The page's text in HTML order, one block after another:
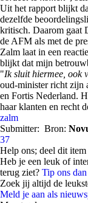
Uit het rapport blijkt
dezelfde
kritisch. Daarom gaat
de AFM als met de
Zalm laat in een
blijkt dat mijn
"Ik sluit hiermee, ook
oud-minister richt zijn
en Fortis Nederland.
haar klanten en recht
zalm
Submitter: Bron:
37
Help ons; deel dit
Heb je een leuk of
terug ziet? Tip ons
Zoek jij altijd de
Meld je aan als